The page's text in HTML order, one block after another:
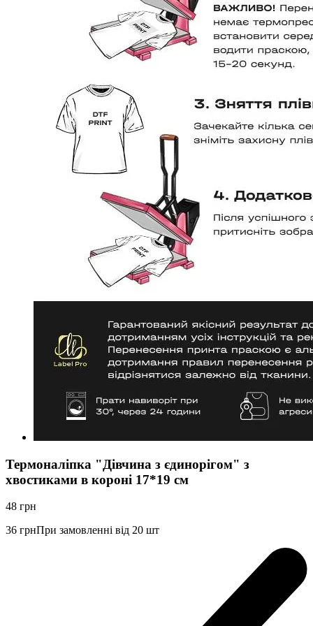
Термоналіпка "Дівчина з єдинорігом" з
хвостиками в короні 17*19 см
48 грн
36 грнПри замовленні від 20 шт